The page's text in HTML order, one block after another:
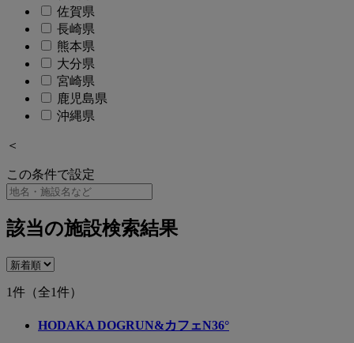
佐賀県
長崎県
熊本県
大分県
宮崎県
鹿児島県
沖縄県
＜
この条件で設定
該当の施設検索結果
1件 （全1件）
HODAKA DOGRUN&カフェN36°